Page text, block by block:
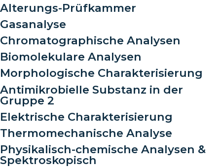
Alterungs-Prüfkammer
Gasanalyse
Chromatographische Analysen
Biomolekulare Analysen
Morphologische Charakterisierung
Antimikrobielle Substanz in der
Gruppe 2
Elektrische Charakterisierung
Thermomechanische Analyse
Physikalisch-chemische Analysen &
Spektroskopisch